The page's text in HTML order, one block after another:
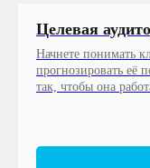
Целевая
Начнете понимать
прогнозировать её
так, чтобы она